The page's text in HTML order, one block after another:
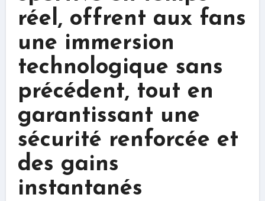
réel, offrent aux fans
une immersion
technologique sans
précédent, tout en
garantissant une
sécurité renforcée et
des gains
instantanés